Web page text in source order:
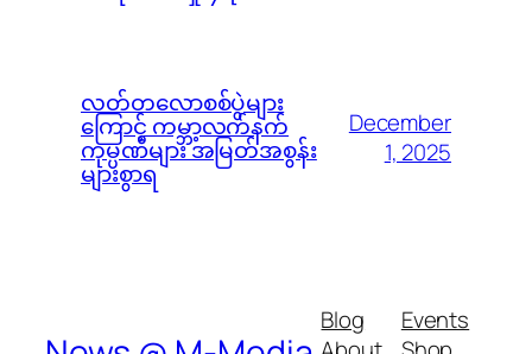
လတ်တလောစစ်ပွဲများ
ကြောင့် ကမ္ဘာ့လက်နက်
ကုမ္ပဏီများ အမြတ်အစွန်း
များစွာရ
December
1, 2025
Blog
Events